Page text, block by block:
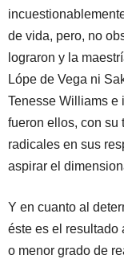
de vida, pero, no
lograron y la
Lópe de Vega ni
Tenesse Williams e
fueron ellos, con su
radicales en sus
aspirar el
Y en cuanto al
éste es el resultado
o menor grado de